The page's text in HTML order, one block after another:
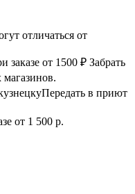
отличаться от
заказе от 1500 ₽ Забрать
Передать в приют
от 1 500 р.